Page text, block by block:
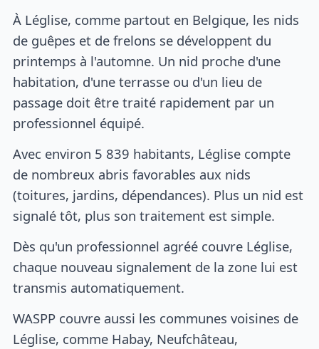
À Léglise, comme partout en Belgique, les nids
de guêpes et de frelons se développent du
printemps à l'automne. Un nid proche d'une
habitation, d'une terrasse ou d'un lieu de
passage doit être traité rapidement par un
professionnel équipé.
Avec environ 5 839 habitants, Léglise compte
de nombreux abris favorables aux nids
(toitures, jardins, dépendances). Plus un nid est
signalé tôt, plus son traitement est simple.
Dès qu'un professionnel agréé couvre Léglise,
chaque nouveau signalement de la zone lui est
transmis automatiquement.
WASPP couvre aussi les communes voisines de
Léglise, comme Habay, Neufchâteau,